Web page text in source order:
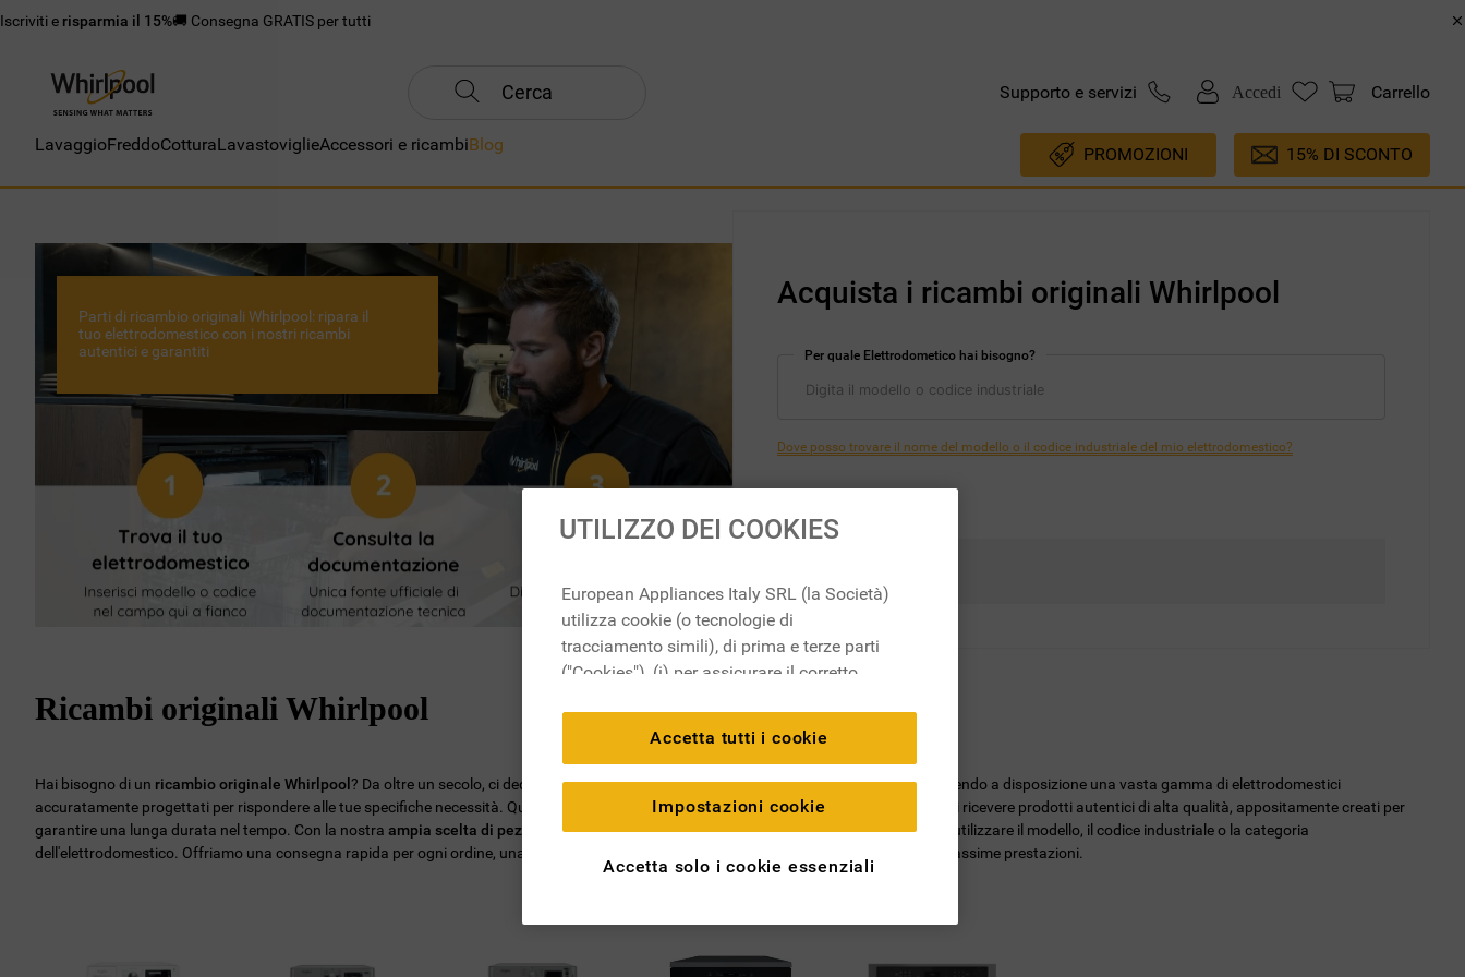
Iscriviti e risparmia il 15%🚚 Consegna GRATIS per tutti
Cerca Supporto e servizi Accedi Carrello
LavaggioFreddoCotturaLavastoviglieAccessori e ricambiBlog PROMOZIONI 15% DI SCONTO
Parti di ricambio originali Whirlpool: ripara il
tuo elettrodomestico con i nostri ricambi
autentici e garantiti
Acquista i ricambi originali Whirlpool
Per quale Elettrodometico hai bisogno?
Dove posso trovare il nome del modello o il codice industriale del mio elettrodomestico?
Ricambi originali Whirlpool
Hai bisogno di un ricambio originale Whirlpool ? Da oltre un secolo, ci dedichiamo all'ideazione di soluzioni per l'ambiente domestico, mettendo a disposizione una vasta gamma di elettrodomestici
accuratamente progettati per rispondere alle tue specifiche necessità. Quando scegli un
ricambio originale Whirlpool, puoi essere certo di ricevere prodotti autentici di alta qualità, appositamente creati per
garantire una lunga durata nel tempo. Con la nostra ampia scelta di pezzi di ricambiosarà facile trovare quello di cui hai bisogno: basta utilizzare il modello, il codice industriale o la categoria
dell'elettrodomestico. Offriamo una consegna rapida per ogni ordine, una garanzia di 2 anni su tutti i ricambi e la certezza di ottenere le massime prestazioni.
UTILIZZO DEI COOKIES
European Appliances Italy SRL (la Società)
utilizza cookie (o tecnologie di
tracciamento simili), di prima e terze parti
("Cookies"), (i) per assicurare il corretto
migliorare l'esperienza di navigazione
(cookie tecnici), (ii) per finalità statistiche e
per rilevare l’audience del nostro sito e
come interagisce con il sito (cookie
analitici), (iii) per annunci personalizzati e
siti web o piattaforme social, come ad
Accetta tutti i cookie
Impostazioni cookie
Accetta solo i cookie essenziali